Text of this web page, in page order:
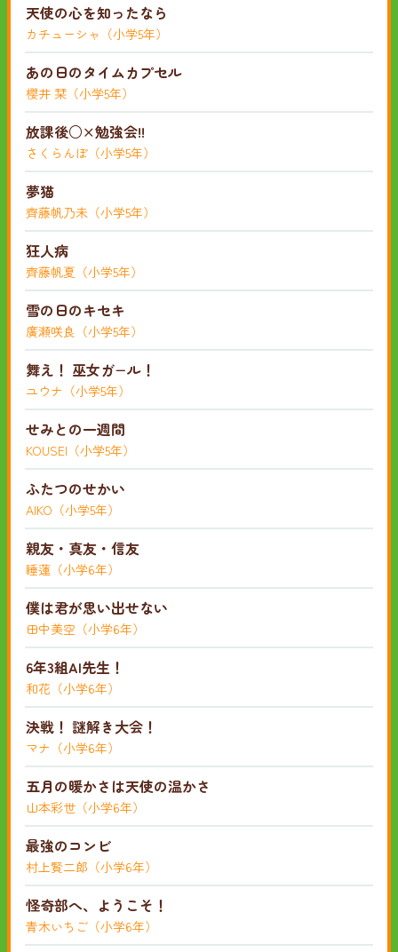
天使の心を知ったなら
カチューシャ（小学5年）
あの日のタイムカプセル
櫻井 栞（小学5年）
放課後○×勉強会!!
さくらんぼ（小学5年）
夢猫
齊藤帆乃未（小学5年）
狂人病
齊藤帆夏（小学5年）
雪の日のキセキ
廣瀬咲良（小学5年）
舞え！ 巫女ガ−ル！
ユウナ（小学5年）
せみとの一週間
KOUSEI（小学5年）
ふたつのせかい
AIKO（小学5年）
親友・真友・信友
睡蓮（小学6年）
僕は君が思い出せない
田中美空（小学6年）
6年3組AI先生！
和花（小学6年）
決戦！ 謎解き大会！
マナ（小学6年）
五月の暖かさは天使の温かさ
山本彩世（小学6年）
最強のコンビ
村上賢二郎（小学6年）
怪奇部へ、ようこそ！
青木いちご（小学6年）